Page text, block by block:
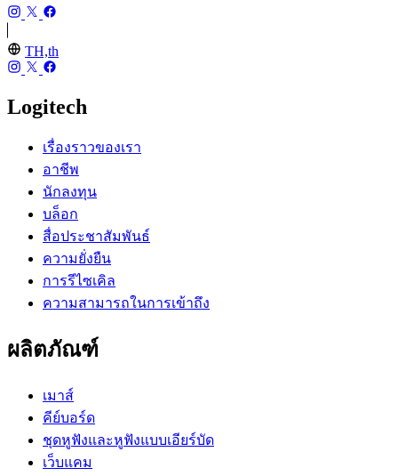
TH,th
Logitech
เรื่องราวของเรา
อาชีพ
นักลงทุน
บล็อก
สื่อประชาสัมพันธ์
ความยั่งยืน
การรีไซเคิล
ความสามารถในการเข้าถึง
ผลิตภัณฑ์
เมาส์
คีย์บอร์ด
ชุดหูฟังและหูฟังแบบเอียร์บัด
เว็บแคม